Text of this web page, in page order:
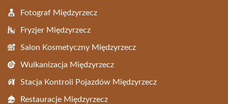
Fotograf Międzyrzecz
Fryzjer Międzyrzecz
Salon Kosmetyczny Międzyrzecz
Wulkanizacja Międzyrzecz
Stacja Kontroli Pojazdów Międzyrzecz
Restauracje Międzyrzecz